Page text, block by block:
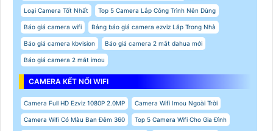
Loại Camera Tốt Nhất Top 5 Camera Lắp Công Trình Nên Dùng
Báo giá camera wifi Bảng báo giá camera ezviz Lắp Trong Nhà
Báo giá camera kbvision Báo giá camera 2 mắt dahua mới
Báo giá camera 2 mắt imou
CAMERA KẾT NỐI WIFI
Camera Full HD Ezviz 1080P 2.0MP Camera Wifi Imou Ngoài Trời
Camera Wifi Có Màu Ban Đêm 360 Top 5 Camera Wifi Cho Gia Đình